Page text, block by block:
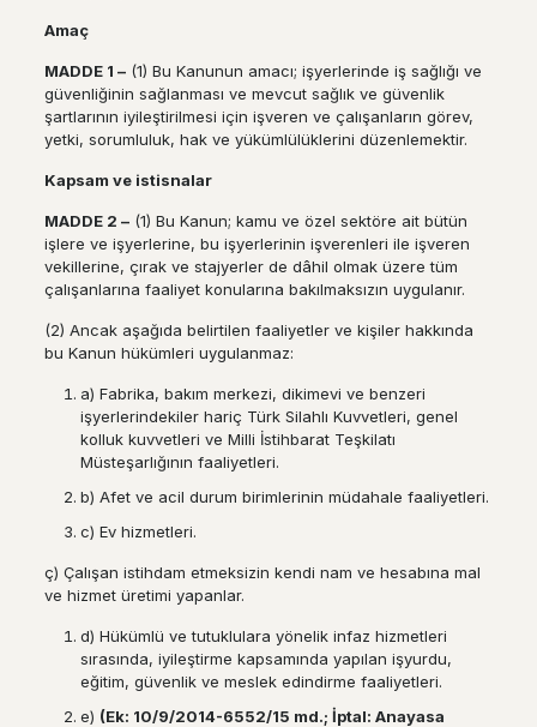
Amaç
MADDE 1 –(1) Bu Kanunun amacı; işyerlerinde iş sağlığı ve
güvenliğinin sağlanması ve mevcut sağlık ve güvenlik
şartlarının iyileştirilmesi için işveren ve çalışanların görev,
yetki, sorumluluk, hak ve yükümlülüklerini düzenlemektir.
Kapsam ve istisnalar
MADDE 2 –(1) Bu Kanun; kamu ve özel sektöre ait bütün
işlere ve işyerlerine, bu işyerlerinin işverenleri ile işveren
vekillerine, çırak ve stajyerler de dâhil olmak üzere tüm
çalışanlarına faaliyet konularına bakılmaksızın uygulanır.
(2) Ancak aşağıda belirtilen faaliyetler ve kişiler hakkında
bu Kanun hükümleri uygulanmaz:
a) Fabrika, bakım merkezi, dikimevi ve benzeri
işyerlerindekiler hariç Türk Silahlı Kuvvetleri, genel
kolluk kuvvetleri ve Milli İstihbarat Teşkilatı
Müsteşarlığının faaliyetleri.
b) Afet ve acil durum birimlerinin müdahale faaliyetleri.
c) Ev hizmetleri.
ç) Çalışan istihdam etmeksizin kendi nam ve hesabına mal
ve hizmet üretimi yapanlar.
d) Hükümlü ve tutuklulara yönelik infaz hizmetleri
sırasında, iyileştirme kapsamında yapılan işyurdu,
eğitim, güvenlik ve meslek edindirme faaliyetleri.
e) (Ek: 10/9/2014-6552/15 md.; İptal: Anayasa